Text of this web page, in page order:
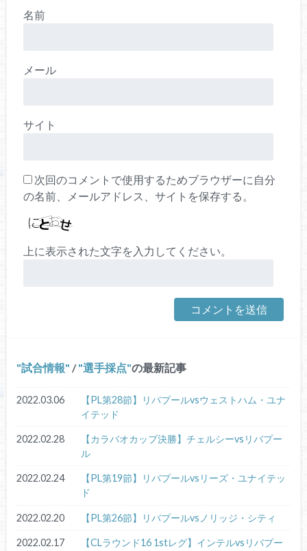
名前
メール
サイト
次回のコメントで使用するためブラウザーに自分
の名前、メールアドレス、サイトを保存する。
上に表示された文字を入力してください。
試合情報 / 選手採点 の最新記事
2022.03.06
【PL第28節】リバプールvsウェストハム・ユナ
イテッド
2022.02.28
【カラバオカップ決勝】チェルシーvsリバプー
ル
2022.02.24
【PL第19節】リバプールvsリーズ・ユナイテッ
ド
2022.02.20 【PL第26節】リバプールvsノリッジ・シティ
2022.02.17 【CLラウンド16 1stレグ】インテルvsリバプー